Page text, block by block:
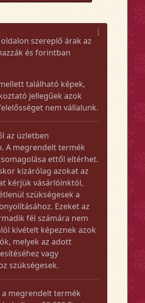
oldalon szereplő árak az
és forintban
található képek,
jellegűek azok
nem vállalunk.
az üzletben
A megrendelt termék
ettől eltérhet.
kizárólag azokat az
kérjük vásárlóinktól,
szükségesek a
Ezeket az
fél számára nem
kivételt képeznek azok
melyek az adott
vagy
szükségesek.
megrendelt termék